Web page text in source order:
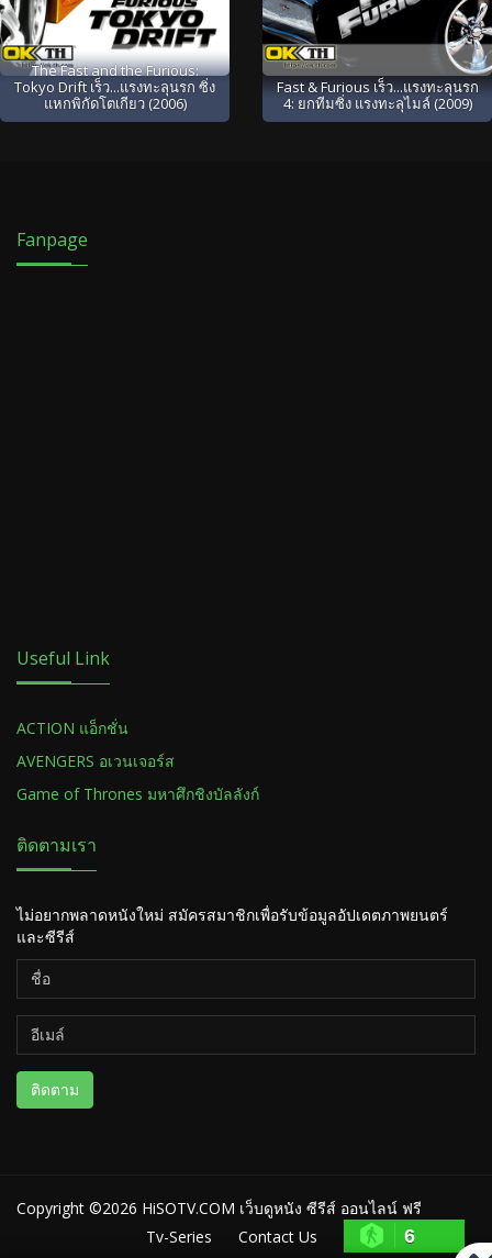
The Fast and the Furious:
Tokyo Drift เร็ว...แรงทะลุนรก ซิ่ง
แหกพิกัดโตเกียว (2006)
Fast & Furious เร็ว...แรงทะลุนรก
4: ยกทีมซิ่ง แรงทะลุไมล์ (2009)
Fanpage
Useful Link
ACTION แอ็กชั่น
AVENGERS อเวนเจอร์ส
Game of Thrones มหาศึกชิงบัลลังก์
ติดตามเรา
ไม่อยากพลาดหนังใหม่ สมัครสมาชิกเพื่อรับข้อมูลอัปเดตภาพยนตร์
และซีรีส์
ติดตาม
Copyright ©2026 HiSOTV.COM เว็บดูหนัง ซีรีส์ ออนไลน์ ฟรี
Tv-Series
Contact Us 6